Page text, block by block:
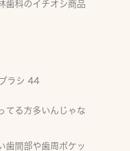
歯科のイチオシ商品
ラシ 44
てる方多いんじゃな
歯間部や歯周ポケッ